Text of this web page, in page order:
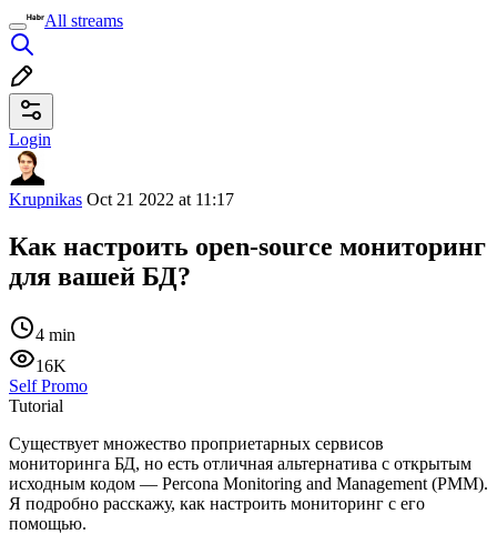
All streams
Login
Krupnikas Oct 21 2022 at 11:17
Как настроить open-source мониторинг
для вашей БД?
4 min
16K
Self Promo
Tutorial
Существует множество проприетарных сервисов
мониторинга БД, но есть отличная альтернатива с открытым
исходным кодом — Percona Monitoring and Management (PMM).
Я подробно расскажу, как настроить мониторинг с его
помощью.